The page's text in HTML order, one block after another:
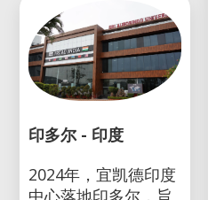
印多尔 - 印度
2024年，宜凯德印度